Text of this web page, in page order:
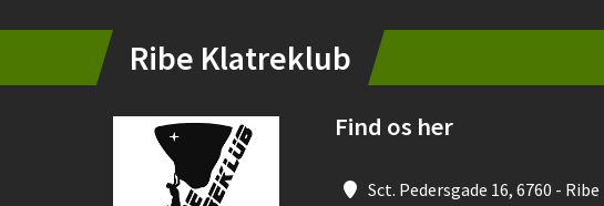
Ribe Klatreklub
Find os her
Sct. Pedersgade 16, 6760 - Ribe